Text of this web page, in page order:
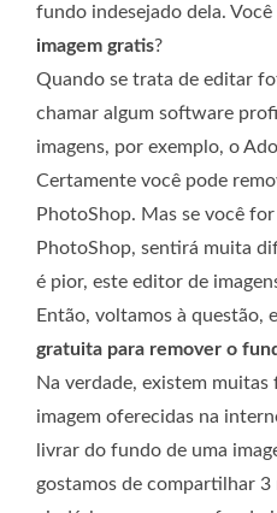
fundo indesejado dela. Você
imagem gratis?
Quando se trata de editar
chamar algum software
imagens, por exemplo, o
Certamente você pode
PhotoShop. Mas se você
PhotoShop, sentirá muita
é pior, este editor de
Então, voltamos à questão,
gratuita para remover o
Na verdade, existem
imagem oferecidas na
livrar do fundo de uma
gostamos de compartilhar